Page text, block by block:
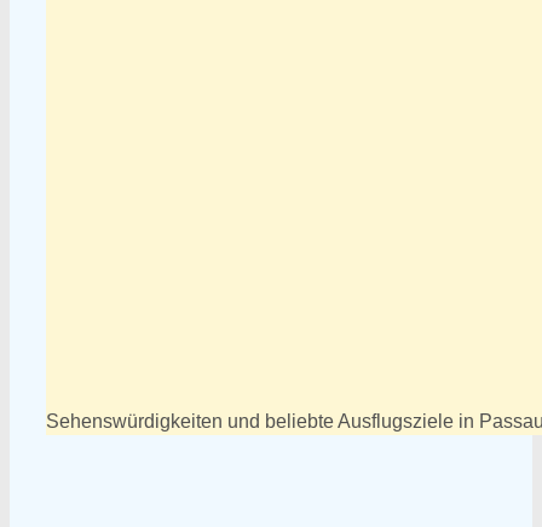
Sehenswürdigkeiten und beliebte Ausflugsziele in